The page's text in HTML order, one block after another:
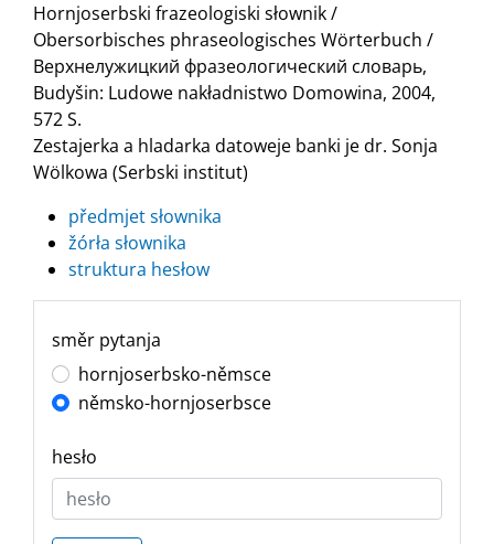
Hornjoserbski frazeologiski słownik /
Obersorbisches phraseologisches Wörterbuch /
Верхнелужицкий фразеологический словарь,
Budyšin: Ludowe nakładnistwo Domowina, 2004,
572 S.
Zestajerka a hladarka datoweje banki je dr. Sonja
Wölkowa (Serbski institut)
předmjet słownika
žórła słownika
struktura hesłow
směr pytanja
hornjoserbsko-němsce
němsko-hornjoserbsce
hesło